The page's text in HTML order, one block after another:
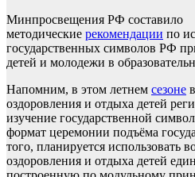
Минпросвещения РФ составило
методические рекомендации по
государственных символов РФ
детей и молодежи в
Напомним, в этом летнем сезоне
оздоровления и отдыха детей
изучение государственной
формат церемонии подъёма
того, планируется использовать
оздоровления и отдыха детей